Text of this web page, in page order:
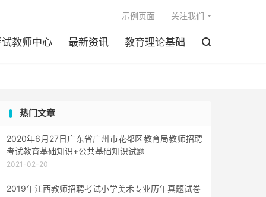
教师中心 最新资讯 教育理论基础 
示例页面 关注我们
热门文章
2020年6月27日广东省广州市花都区教育局教师招聘
考试教育基础知识+公共基础知识试题
2021-02-20
2019年江西教师招聘考试小学美术专业历年真题试卷